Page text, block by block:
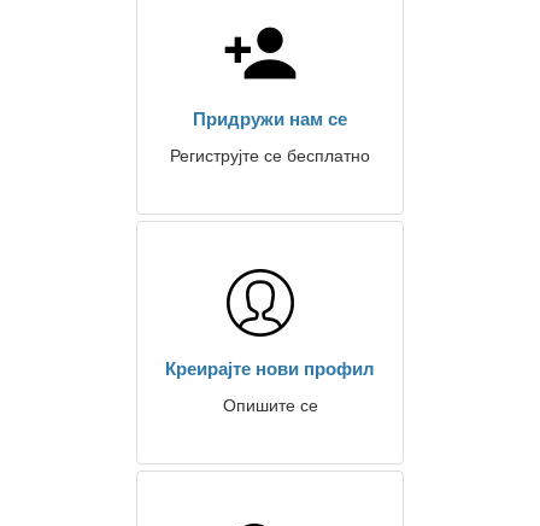
Придружи нам се
Региструјте се бесплатно
Креирајте нови профил
Опишите се